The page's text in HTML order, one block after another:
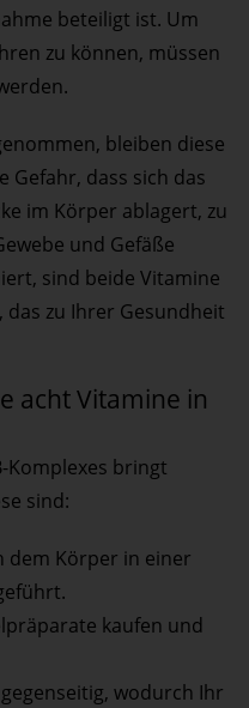
beteiligt ist. Um
zu können, müssen
bleiben diese
Gefahr, dass sich das
im Körper ablagert, zu
und Gefäße
sind beide Vitamine
das zu Ihrer Gesundheit
acht Vitamine in
Komplexes bringt
sind:
dem Körper in einer
kaufen und
wodurch Ihr